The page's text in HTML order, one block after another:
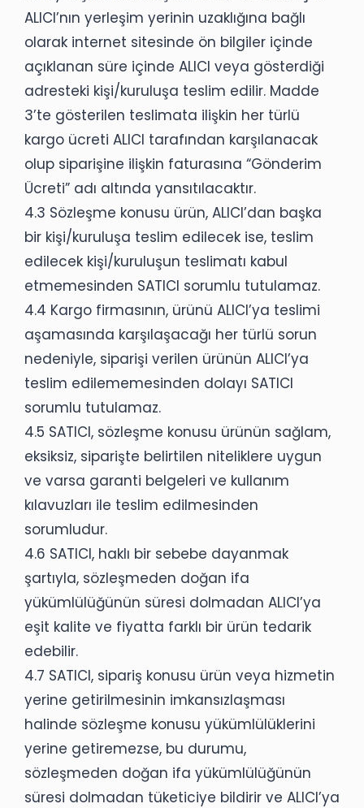
ALICI’nın yerleşim yerinin uzaklığına bağlı
olarak internet sitesinde ön bilgiler içinde
açıklanan süre içinde ALICI veya gösterdiği
adresteki kişi/kuruluşa teslim edilir. Madde
3’te gösterilen teslimata ilişkin her türlü
kargo ücreti ALICI tarafından karşılanacak
olup siparişine ilişkin faturasına “Gönderim
Ücreti” adı altında yansıtılacaktır.
4.3 Sözleşme konusu ürün, ALICI’dan başka
bir kişi/kuruluşa teslim edilecek ise, teslim
edilecek kişi/kuruluşun teslimatı kabul
etmemesinden SATICI sorumlu tutulamaz.
4.4 Kargo firmasının, ürünü ALICI’ya teslimi
aşamasında karşılaşacağı her türlü sorun
nedeniyle, siparişi verilen ürünün ALICI’ya
teslim edilememesinden dolayı SATICI
sorumlu tutulamaz.
4.5 SATICI, sözleşme konusu ürünün sağlam,
eksiksiz, siparişte belirtilen niteliklere uygun
ve varsa garanti belgeleri ve kullanım
kılavuzları ile teslim edilmesinden
sorumludur.
4.6 SATICI, haklı bir sebebe dayanmak
şartıyla, sözleşmeden doğan ifa
yükümlülüğünün süresi dolmadan ALICI’ya
eşit kalite ve fiyatta farklı bir ürün tedarik
edebilir.
4.7 SATICI, sipariş konusu ürün veya hizmetin
yerine getirilmesinin imkansızlaşması
halinde sözleşme konusu yükümlülüklerini
yerine getiremezse, bu durumu,
sözleşmeden doğan ifa yükümlülüğünün
süresi dolmadan tüketiciye bildirir ve ALICI’ya